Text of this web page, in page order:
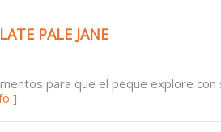
PALE JANE
para que el peque explore con
]